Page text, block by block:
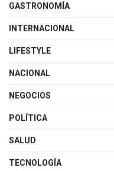
GASTRONOMÍA
INTERNACIONAL
LIFESTYLE
NACIONAL
NEGOCIOS
POLÍTICA
SALUD
TECNOLOGÍA